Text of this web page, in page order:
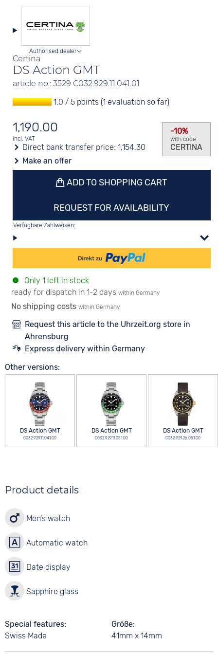
Certina
DS Action GMT
article no.: 3529 C032.929.11.041.01
Authorised dealer
1.0 / 5 points (1 evaluation so far)
1,190.00
incl. VAT
Direct bank transfer price:1,154.30
Make an offer
-10%
with code
CERTINA
ADD TO SHOPPING CART
REQUEST FOR AVAILABILITY
Verfügbare Zahlweisen:
Only 1 left in stock
ready for dispatch in 1-2 days within Germany
No shipping costs within Germany
Request this article to the Uhrzeit.org store in
Ahrensburg
Express delivery within Germany
Other versions:
DS Action GMT
C032.929.11.041.00
DS Action GMT
C032.929.11.051.00
DS Action GMT
C032.929.26.051.00
Product details
Men's watch
Automatic watch
Date display
Sapphire glass
Special features
Swiss Made
Größe
41mm x 14mm